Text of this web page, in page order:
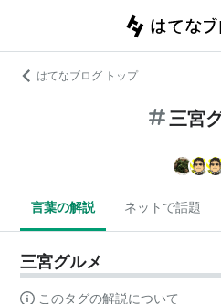
はてなブログ トップ
三宮
言葉の解説 ネットで話題
三宮グルメ
このタグの解説について